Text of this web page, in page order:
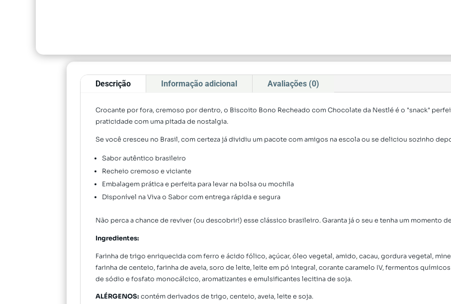
Descrição Informação adicional Avaliações (0)
Crocante por fora, cremoso por dentro, o Biscoito Bono Recheado com Chocolate da Nestlé é o "snack"
praticidade com uma pitada de nostalgia.
Se você cresceu no Brasil, com certeza já dividiu um pacote com amigos na escola ou se deliciou sozinho
Sabor autêntico brasileiro
Recheio cremoso e viciante
Embalagem prática e perfeita para levar na bolsa ou mochila
Disponível na Viva o Sabor com entrega rápida e segura
Não perca a chance de reviver (ou descobrir!) esse clássico brasileiro. Garanta já o seu e tenha um momento
Ingredientes:
Farinha de trigo enriquecida com ferro e ácido fólico, açúcar, óleo vegetal, amido, cacau, gordura vegetal,
farinha de centeio, farinha de aveia, soro de leite, leite em pó integral, corante caramelo IV, fermentos
de sódio e fosfato monocálcico, aromatizantes e emulsificantes lecitina de soja.
ALÉRGENOS: contém derivados de trigo, centeio, aveia, leite e soja.